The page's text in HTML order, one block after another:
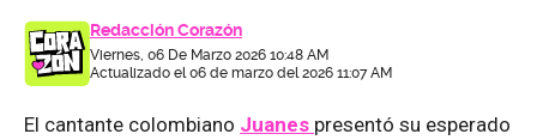
Redacción Corazón
Viernes, 06 De Marzo 2026 10:48 AM
Actualizado el 06 de marzo del 2026 11:07 AM
El cantante colombiano Juanes presentó su esperado